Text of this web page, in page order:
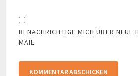
BENACHRICHTIGE MICH ÜBER NEUE
MAIL.